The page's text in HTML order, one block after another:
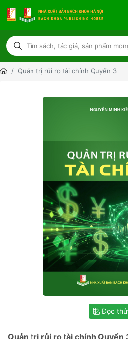
Quản trị rủi ro tài chính Quyển 3
Đọc thử
Quản trị rủi ro tài chính Quyển